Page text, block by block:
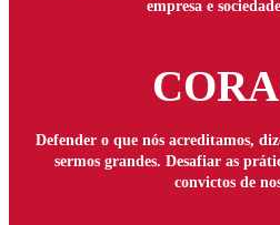
empresa e
Defender o que nós acreditamos,
sermos grandes. Desafiar as
convictos de